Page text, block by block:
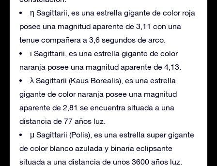
η Sagittarii, es una estrella gigante de color roja
posee una magnitud aparente de 3,11 con una
tenue compañera a 3,6 segundos de arco.
ι Sagittarii, es una estrella gigante de color
naranja posee una magnitud aparente de 4,13.
λ Sagittarii (Kaus Borealis), es una estrella
gigante de color naranja posee una magnitud
aparente de 2,81 se encuentra situada a una
distancia de 77 años luz.
μ Sagittarii (Polis), es una estrella super gigante
de color blanco azulada y binaria eclipsante
situada a una distancia de unos 3600 años luz.